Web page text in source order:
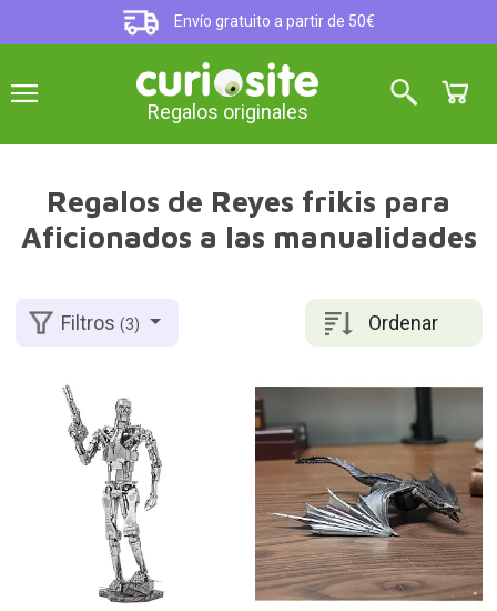
Envío gratuito a partir de 50€
Regalos originales
Regalos de Reyes frikis para
Aficionados a las manualidades
Ordenar
Filtros(3)